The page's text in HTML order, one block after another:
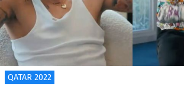
QATAR 2022